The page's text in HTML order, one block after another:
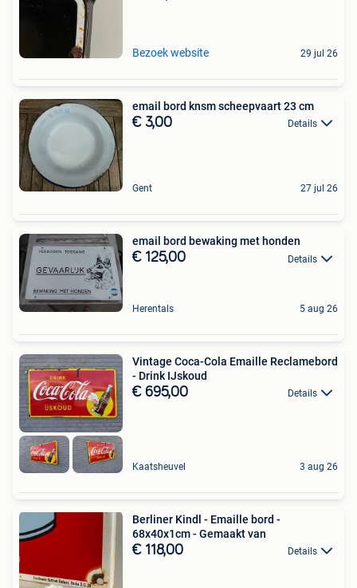
Bezoek website 29 jul 26
email bord knsm scheepvaart 23 cm
€ 3,00 Details
Gent 27 jul 26
email bord bewaking met honden
€ 125,00 Details
Herentals 5 aug 26
Vintage Coca-Cola Emaille Reclamebord
- Drink IJskoud
€ 695,00 Details
Kaatsheuvel 3 aug 26
Berliner Kindl - Emaille bord -
68x40x1cm - Gemaakt van
€ 118,00 Details